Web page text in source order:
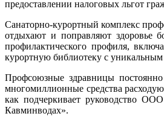
предоставлении налоговых льгот
Санаторно-курортный комплекс
отдыхают и поправляют здоровье
профилактического профиля,
курортную библиотеку с
Профсоюзные здравницы
многомиллионные средства
как подчеркивает руководство
Кавминводах».